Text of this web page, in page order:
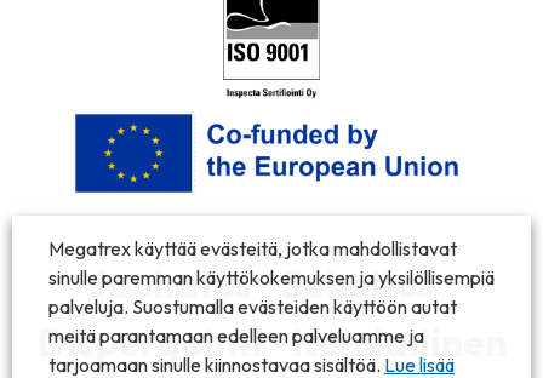
Jauhatus • Sekoitus •
Dispergointi • Kemiallinen
Megatrex käyttää evästeitä, jotka mahdollistavat
sinulle paremman käyttökokemuksen ja yksilöllisempiä
palveluja. Suostumalla evästeiden käyttöön autat
meitä parantamaan edelleen palveluamme ja
tarjoamaan sinulle kiinnostavaa sisältöä. Lue lisää